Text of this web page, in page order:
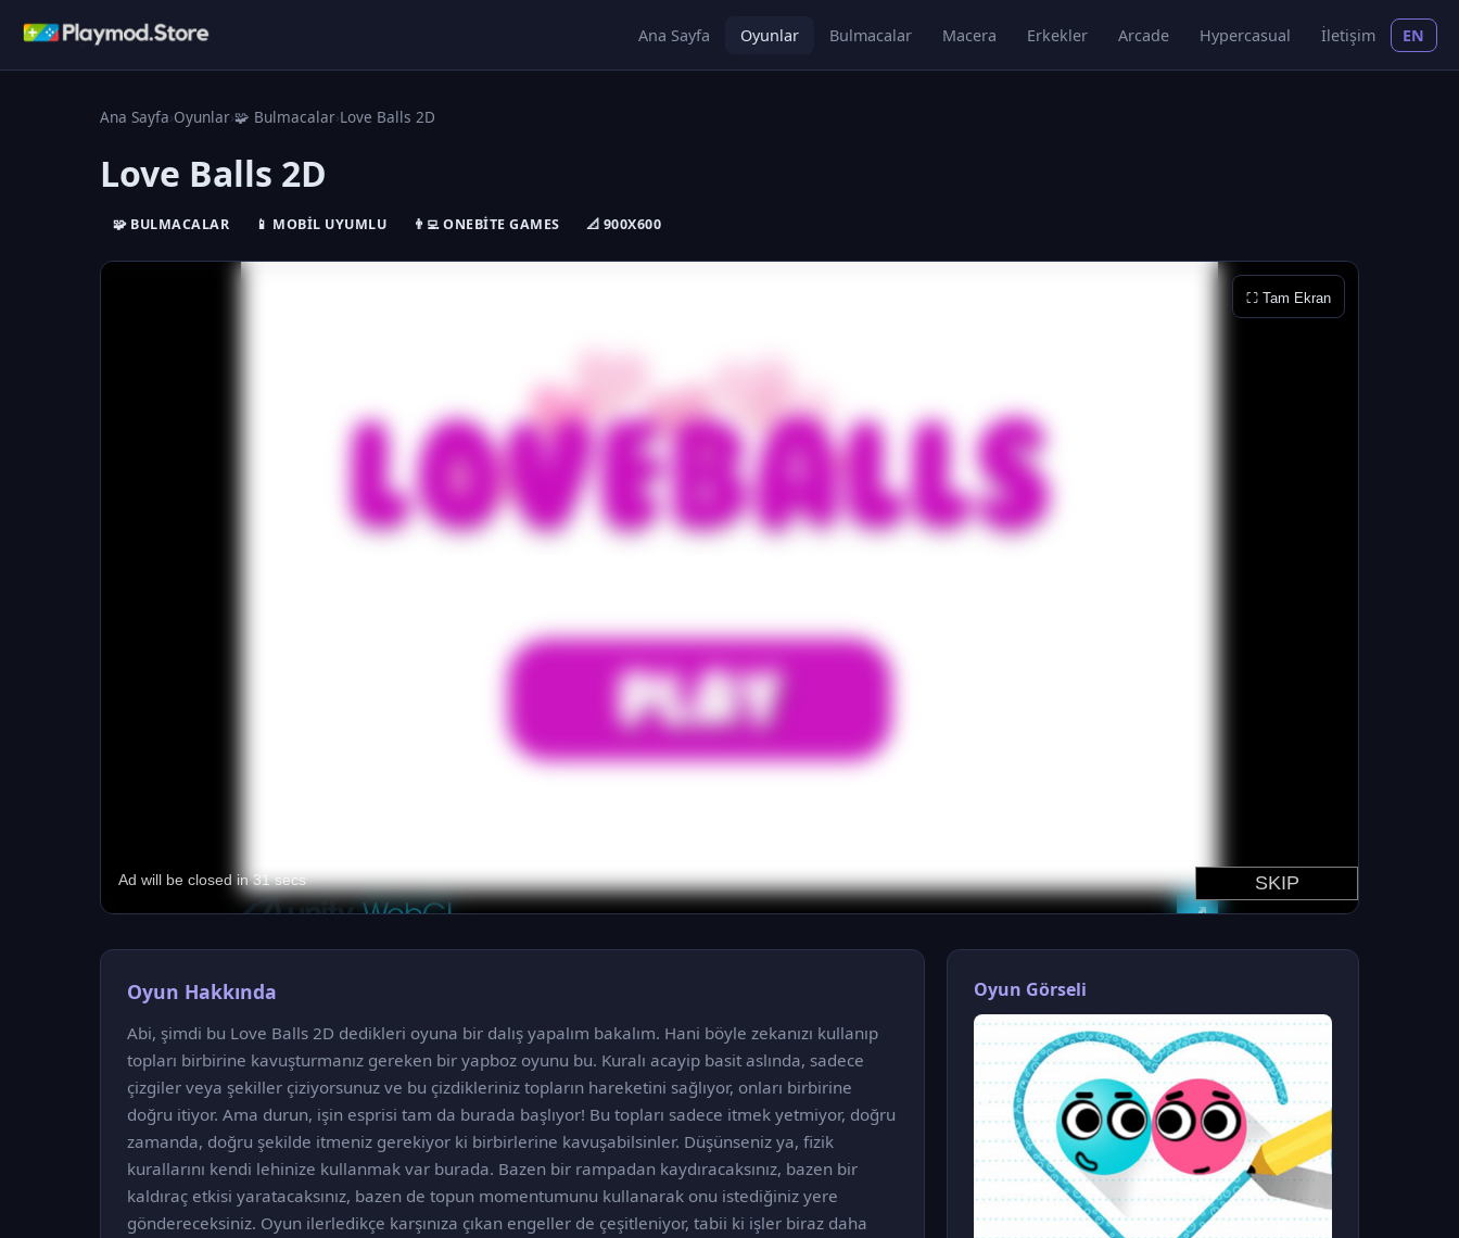
Ana Sayfa Oyunlar Bulmacalar Macera Erkekler Arcade Hypercasual İletişim EN
Ana Sayfa›Oyunlar›🧩 Bulmacalar›Love Balls 2D
Love Balls 2D
🧩 BULMACALAR 📱 MOBIL UYUMLU 👨‍💻 ONEBITE GAMES 📐 900X600
⛶ Tam Ekran
Oyun Hakkında
Abi, şimdi bu Love Balls 2D dedikleri oyuna bir dalış yapalım bakalım. Hani böyle zekanızı kullanıp
topları birbirine kavuşturmanız gereken bir yapboz oyunu bu. Kuralı acayip basit aslında, sadece
çizgiler veya şekiller çiziyorsunuz ve bu çizdikleriniz topların hareketini sağlıyor, onları birbirine
doğru itiyor. Ama durun, işin esprisi tam da burada başlıyor! Bu topları sadece itmek yetmiyor, doğru
zamanda, doğru şekilde itmeniz gerekiyor ki birbirlerine kavuşabilsinler. Düşünseniz ya, fizik
kurallarını kendi lehinize kullanmak var burada. Bazen bir rampadan kaydıracaksınız, bazen bir
kaldıraç etkisi yaratacaksınız, bazen de topun momentumunu kullanarak onu istediğiniz yere
göndereceksiniz. Oyun ilerledikçe karşınıza çıkan engeller de çeşitleniyor, tabii ki işler biraz daha
Oyun Görseli